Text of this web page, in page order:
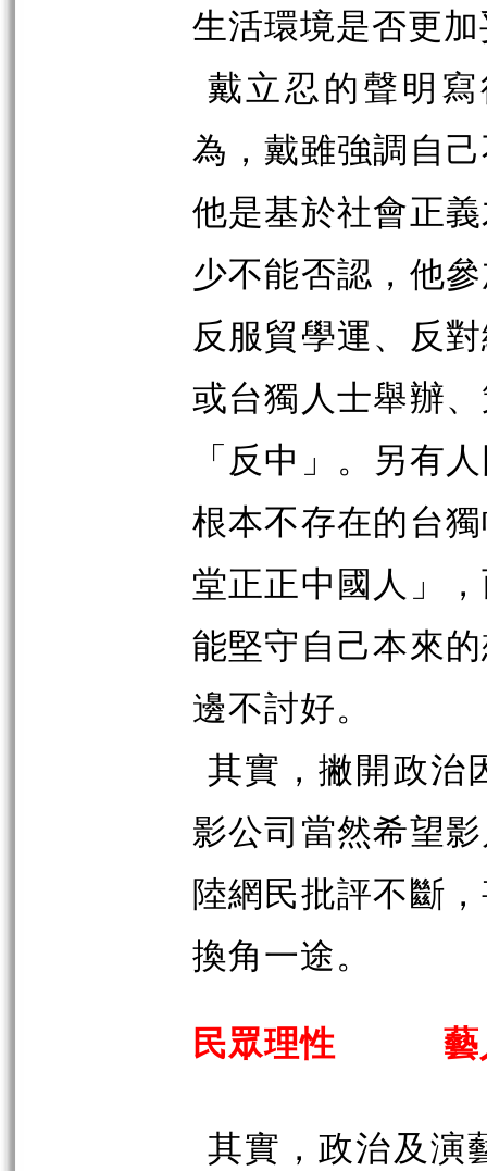
生活環境是否更
戴立忍的聲明
為，戴雖強調自
他是基於社會正
少不能否認，他
反服貿學運、反
或台獨人士舉辦
「反中」。另有
根本不存在的台
堂正正中國人」
能堅守自己本來
邊不討好。
其實，撇開政治
影公司當然希望
陸網民批評不斷
換角一途。
民眾理性 藝
其實，政治及演